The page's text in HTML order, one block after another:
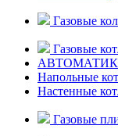
Газовые
Газовые
Напольные
Настенные
Газовые